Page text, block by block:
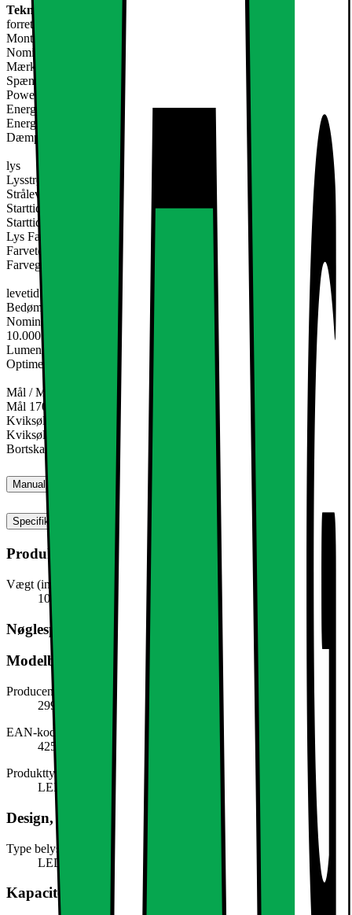
Teknisk information:
forretning
Montering / Cap Ingen
Nominel effekt 12 W
Mærkeeffekt 12.5 W
Spænding AC 220-240V
Power Factor PF 0542
Energi 12 kWh / 1000 h
Energiklasse A
Dæmpbar Nej
lys
Lysstrøm 688 lm
Strålevinkel 160 °
Starttidspunkt 0,1 s
Starttidspunkt 0 s
Lys Farve kold hvid
Farvetemperatur 6000K
Farvegengivelsen 71,1 (CRI) Ra
levetid
Bedømmelse levetid på 10.000 timer
Nominel levetid 10.000 timer
10.000 koblingscyklusser x
Lumen vedligeholdelse efter nominelle levetid 0,8 LLMF
Optimerede standardbetingelser -30 ° C - +40 ° C
Mål / Materiale
Mål 170 mm
Kviksølv-fri Ja
Kviksølvindhold 0 mg
Bortskaffes i henhold til WEEE-direktivet Ja
Manualer, downloads, garanti og support
Specifikationer
Produktmål
Vægt (inkl. emballage)
100,0 g
Nøglespecifikation
Modelbeskrivelse
Producentens varenummer
299071072
EAN-kode
4251171848106
Produkttype
LED-lys
Design, form og placering
Type belysning
LED
Kapacitet, forbrug og strøm